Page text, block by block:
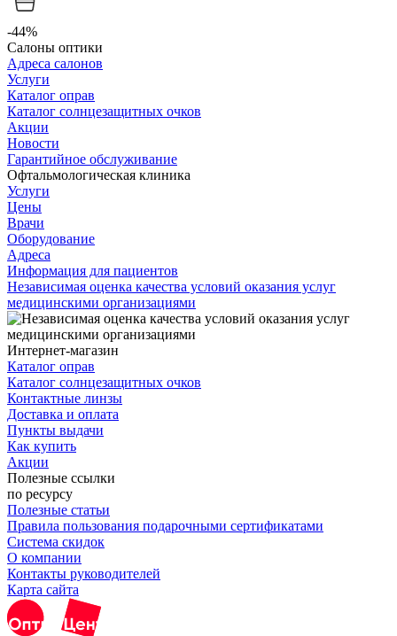
-44%
Салоны оптики
Адреса салонов
Услуги
Каталог оправ
Каталог солнцезащитных очков
Акции
Новости
Гарантийное обслуживание
Офтальмологическая клиника
Услуги
Цены
Врачи
Оборудование
Адреса
Информация для пациентов
Независимая оценка качества условий оказания услуг
медицинскими организациями
Интернет-магазин
Каталог оправ
Каталог солнцезащитных очков
Контактные линзы
Доставка и оплата
Пункты выдачи
Как купить
Акции
Полезные ссылки
по ресурсу
Полезные статьи
Правила пользования подарочными сертификатами
Система скидок
О компании
Контакты руководителей
Карта сайта